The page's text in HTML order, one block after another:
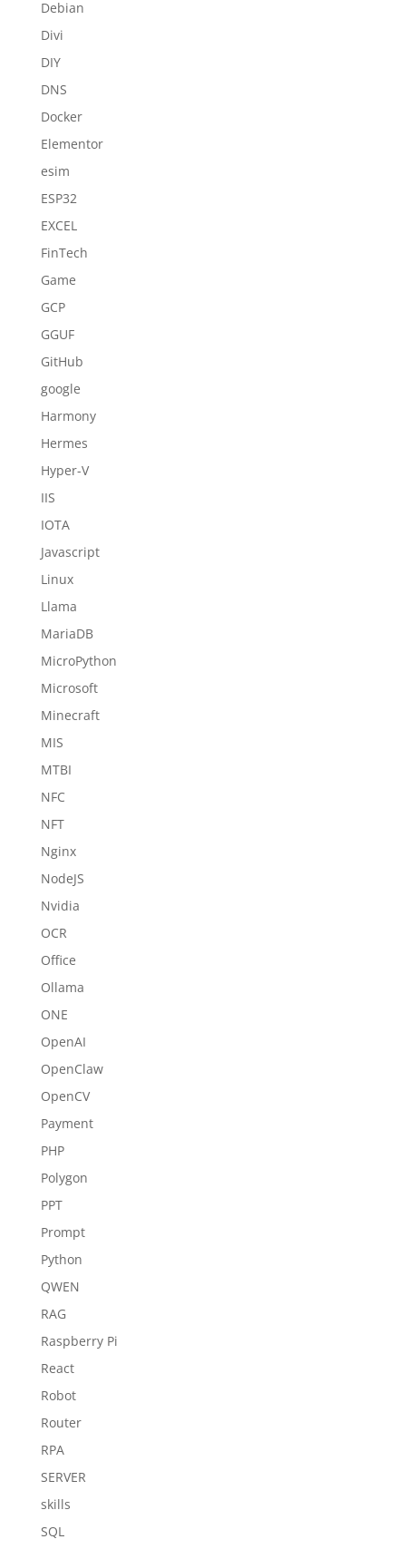
Debian
Divi
DIY
DNS
Docker
Elementor
esim
ESP32
EXCEL
FinTech
Game
GCP
GGUF
GitHub
google
Harmony
Hermes
Hyper-V
IIS
IOTA
Javascript
Linux
Llama
MariaDB
MicroPython
Microsoft
Minecraft
MIS
MTBI
NFC
NFT
Nginx
NodeJS
Nvidia
OCR
Office
Ollama
ONE
OpenAI
OpenClaw
OpenCV
Payment
PHP
Polygon
PPT
Prompt
Python
QWEN
RAG
Raspberry Pi
React
Robot
Router
RPA
SERVER
skills
SQL